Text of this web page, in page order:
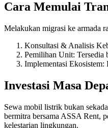
Cara Memulai
Melakukan migrasi ke armada
Konsultasi & Analisis
Pemilihan Unit: Tersedia
Implementasi Ekosistem:
Investasi Masa
Sewa mobil listrik bukan
bermitra bersama ASSA Rent,
kelestarian lingkungan.